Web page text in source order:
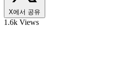
X에서 공유
1.6k Views